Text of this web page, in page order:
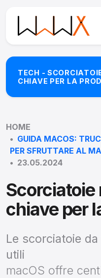
TECH -
CHIAVE PER LA
HOME
GUIDA MACOS:
PER SFRUTTARE AL
23.05.2024
Scorciatoie
chiave per
Le scorciatoie
utili
macOS offre